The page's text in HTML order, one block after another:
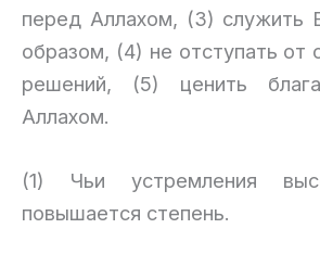
перед Аллахом, (3) служить
образом, (4) не отступать от
решений, (5) ценить
Аллахом.
(1) Чьи устремления
повышается степень.